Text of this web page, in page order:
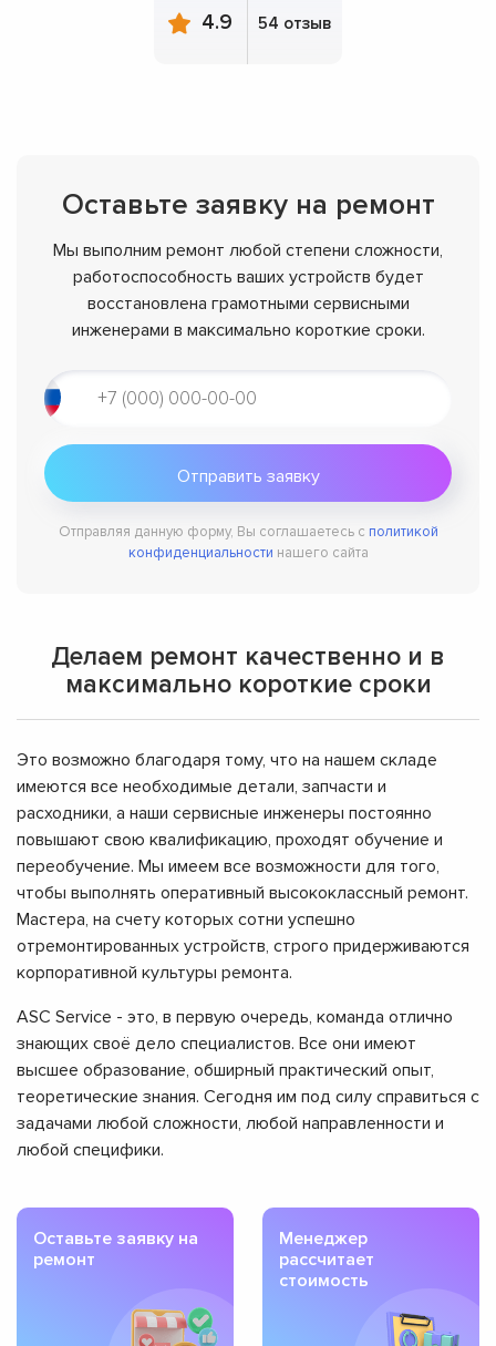
4.9 54 отзыв
Оставьте заявку на ремонт
Мы выполним ремонт любой степени сложности,
работоспособность ваших устройств будет
восстановлена грамотными сервисными
инженерами в максимально короткие сроки.
Отправляя данную форму, Вы соглашаетесь с политикой
конфиденциальности нашего сайта
Делаем ремонт качественно и в
максимально короткие сроки
Это возможно благодаря тому, что на нашем складе
имеются все необходимые детали, запчасти и
расходники, а наши сервисные инженеры постоянно
повышают свою квалификацию, проходят обучение и
переобучение. Мы имеем все возможности для того,
чтобы выполнять оперативный высококлассный ремонт.
Мастера, на счету которых сотни успешно
отремонтированных устройств, строго придерживаются
корпоративной культуры ремонта.
ASC Service - это, в первую очередь, команда отлично
знающих своё дело специалистов. Все они имеют
высшее образование, обширный практический опыт,
теоретические знания. Сегодня им под силу справиться с
задачами любой сложности, любой направленности и
любой специфики.
Оставьте заявку на
ремонт
Менеджер
рассчитает
стоимость